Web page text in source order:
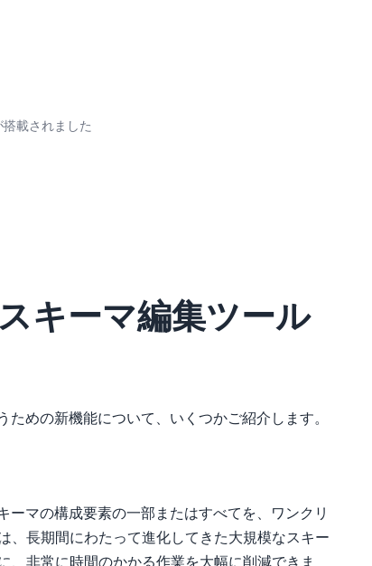
載されました
キーマ編集ツール
めの新機能について、いくつかご紹介します。
ーマの構成要素の一部またはすべてを、ワンクリ
、長期間にわたって進化してきた大規模なスキー
非常に時間のかかる作業を大幅に削減できま